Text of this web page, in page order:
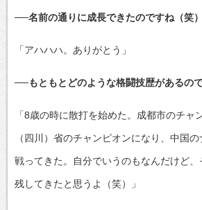
──名前の通りに成長できたのですね（笑）
「アハハハ。ありがとう」
──もともとどのような格闘技歴があるので
「8歳の時に散打を始めた。成都市のチャ
（四川）省のチャンピオンになり、中国
戦ってきた。自分でいうのもなんだけど
残してきたと思うよ（笑）」